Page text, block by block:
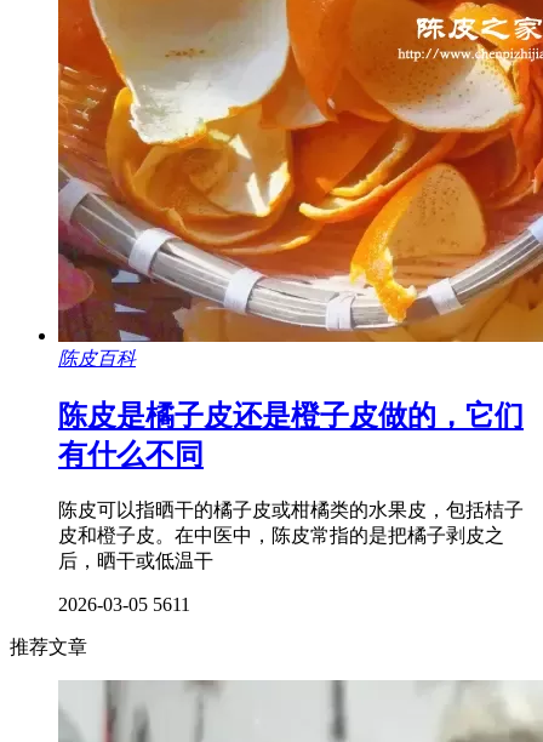
陈皮百科
陈皮是橘子皮还是橙子皮做的，它们
有什么不同
陈皮可以指晒干的橘子皮或柑橘类的水果皮，包括桔子
皮和橙子皮。在中医中，陈皮常指的是把橘子剥皮之
后，晒干或低温干
2026-03-05 5611
推荐文章